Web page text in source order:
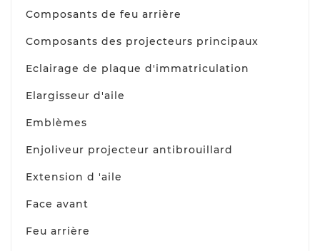
Composants de feu arrière
Composants des projecteurs principaux
Eclairage de plaque d'immatriculation
Elargisseur d'aile
Emblèmes
Enjoliveur projecteur antibrouillard
Extension d 'aile
Face avant
Feu arrière